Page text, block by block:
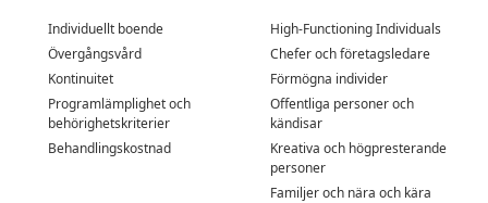
Individuellt boende
Övergångsvård
Kontinuitet
Programlämplighet och
behörighetskriterier
Behandlingskostnad
High-Functioning Individuals
Chefer och företagsledare
Förmögna individer
Offentliga personer och
kändisar
Kreativa och högpresterande
personer
Familjer och nära och kära